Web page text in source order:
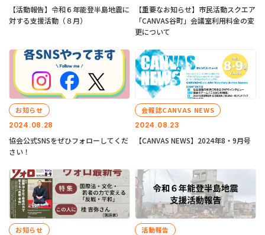
【活動報告】令和６年能登半島地震に
対する支援活動（８月）
【重要なお知らせ】市民活動スクエア
「CANVAS谷町」会議室利用料金の変
更について
2024.08.28
お知らせ
協会公式SNSをぜひフォローしてくだ
さい！
2024.08.23
会報誌CANVAS NEWS
【CANVAS NEWS】2024年8・9月号
お知らせ 活動報告